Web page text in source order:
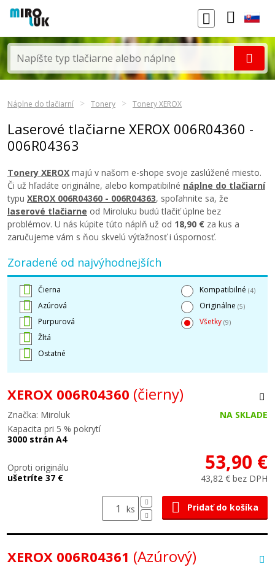
Náplne do tlačiarní Tonery Tonery XEROX
Laserové tlačiarne XEROX 006R04360 -
006R04363
Tonery XEROX majú v našom e-shope svoje zaslúžené miesto.
Či už hľadáte originálne, alebo kompatibilné náplne do tlačiarní
typu XEROX 006R04360 - 006R04363, spoľahnite sa, že
laserové tlačiarne od Miroluku budú tlačiť úplne bez
problémov. U nás kúpite túto náplň už od 18,90 € za kus a
zaručujeme vám s ňou skvelú výťažnosť i úspornosť.
Zoradené od najvýhodnejších
Čierna
Azúrová
Purpurová
Žltá
Ostatné
Kompatibilné (4)
Originálne (5)
Všetky (9)
XEROX 006R04360 (čierny)
Značka: Miroluk
NA SKLADE
Kapacita pri 5 % pokrytí
3000 strán A4
Oproti originálu
ušetríte 37 €
53,90 €
43,82 € bez DPH
ks Pridať do košíka
XEROX 006R04361 (Azúrový)